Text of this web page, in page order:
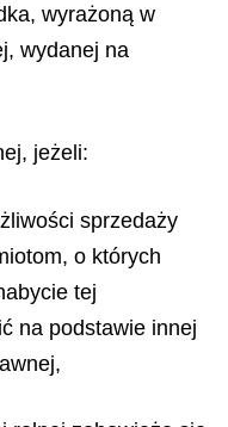
wyrażoną w
wydanej na
jeżeli:
sprzedaży
o których
tej
na podstawie innej